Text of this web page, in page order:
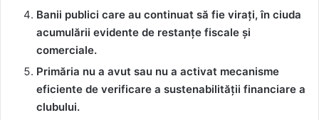
Banii publici care au continuat să fie virați, în ciuda
acumulării evidente de restanțe fiscale și
comerciale.
Primăria nu a avut sau nu a activat mecanisme
eficiente de verificare a sustenabilității financiare a
clubului.